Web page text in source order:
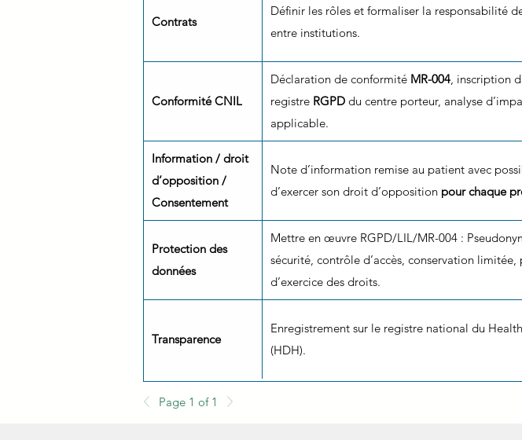
Contrats
Définir les rôles et formaliser la responsabilité
entre institutions.
Conformité CNIL
Déclaration de conformité MR-004, inscription
registre RGPD du centre porteur, analyse
applicable.
Information / droit
d’opposition /
Consentement
Note d’information remise au patient avec
d’exercer son droit d’opposition pour chaque
Protection des
données
Mettre en œuvre RGPD/LIL/MR-004 :
sécurité, contrôle d’accès, conservation limitée,
d’exercice des droits.
Transparence
Enregistrement sur le registre national du
(HDH).
Page 1 of 1